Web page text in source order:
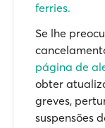
ferries.
Se lhe
página de
obter
greves,
suspensões